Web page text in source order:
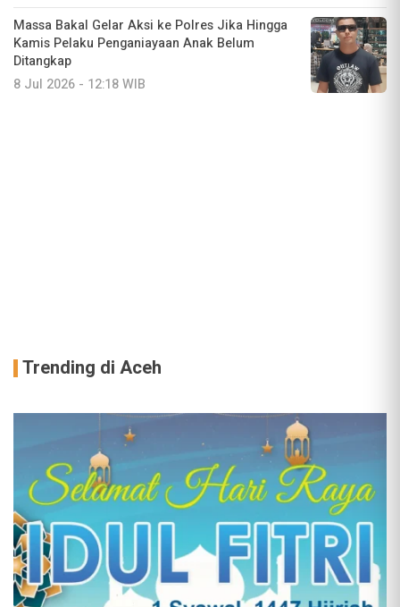
Massa Bakal Gelar Aksi ke Polres Jika Hingga
Kamis Pelaku Penganiayaan Anak Belum
Ditangkap
8 Jul 2026 - 12:18 WIB
Trending di Aceh